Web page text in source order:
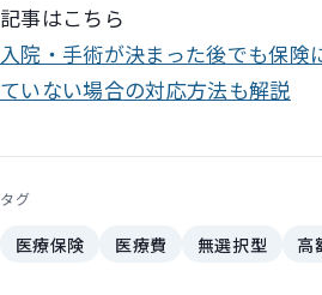
記事はこちら
入院・手術が決まった後でも保険
ていない場合の対応方法も解説
タグ
医療保険 医療費 無選択型 高